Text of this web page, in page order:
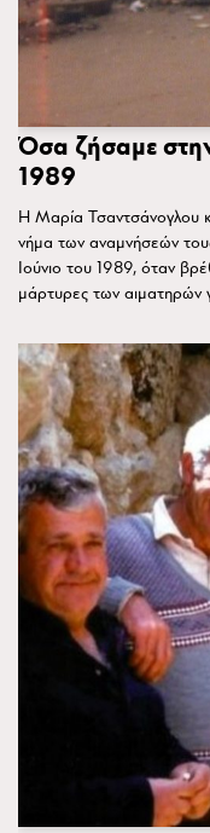
Όσα ζήσαμε στην
1989
Η Μαρία Τσαντσάνογλου
νήμα των αναμνήσεών
Ιούνιο του 1989, όταν
μάρτυρες των αιματηρών